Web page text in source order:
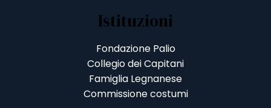
Istituzioni
Fondazione Palio
Collegio dei Capitani
Famiglia Legnanese
Commissione costumi